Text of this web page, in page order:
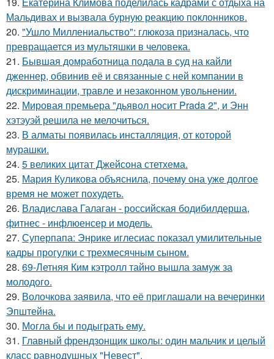
Мальдивах и вызвала бурную реакцию поклонников.
20. "Ушло Миллениальство": глюкоза призналась, что
превращается из мультяшки в человека.
21. Бывшая домработница подала в суд на кайли
дженнер, обвинив её и связанные с ней компании в
дискриминации, травле и незаконном увольнении.
22. Мировая премьера "дьявол носит Prada 2", и Энн
хэтэуэй решила не мелочиться.
23. В алматы появилась инсталляция, от которой
мурашки.
24. 5 великих цитат Джейсoна стетхема.
25. Мария Куликова объяснила, почему она уже долгое
время не может похудеть.
26. Владислава Галаган - российская бодибилдерша,
фитнес - инфлюенсер и модель.
27. Суперпапа: Энрике иглесиас показал умилительные
кадры прогулки с трехмесячным сыном.
28. 69-Летняя Ким кэтролл тайно вышла замуж за
молодого.
29. Волочкова заявила, что её приглашали на вечеринки
Эпштейна.
30. Могла бы и подыграть ему.
31. Главный френдзонщик школы: один мальчик и целый
класс равнодушных "Невест".